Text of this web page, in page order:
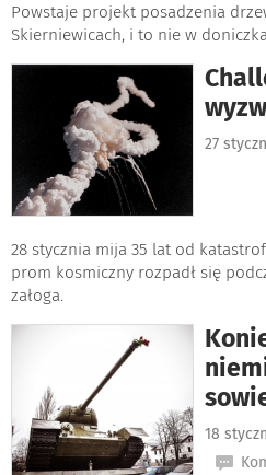
Powstaje projekt posadzenia
Skierniewicach, i to nie w
27
28 stycznia mija 35 lat od
prom kosmiczny rozpadł się
załoga.
18